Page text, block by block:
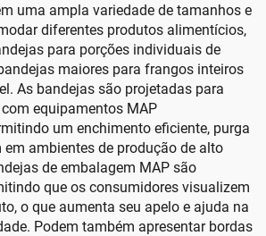
uma ampla variedade de tamanhos e
diferentes produtos alimentícios,
para porções individuais de
maiores para frangos inteiros
As bandejas são projetadas para
equipamentos MAP
um enchimento eficiente, purga
em ambientes de produção de alto
de embalagem MAP são
que os consumidores visualizem
o que aumenta seu apelo e ajuda na
Podem também apresentar bordas